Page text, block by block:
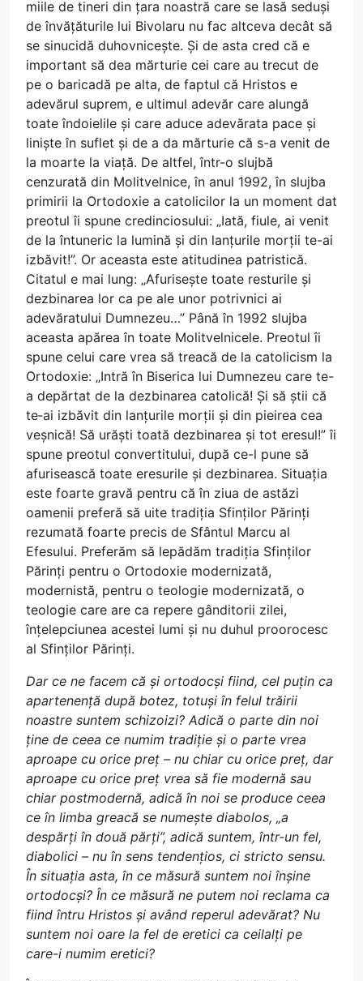
miile de tineri din țara noastră care se lasă seduși
de învățăturile lui Bivolaru nu fac altceva decât să
se sinucidă duhovnicește. Și de asta cred că e
important să dea mărturie cei care au trecut de
pe o baricadă pe alta, de faptul că Hristos e
adevărul suprem, e ultimul adevăr care alungă
toate îndoielile și care aduce adevărata pace și
liniște în suflet și de a da mărturie că s-a venit de
la moarte la viață. De altfel, într-o slujbă
cenzurată din Molitvelnice, în anul 1992, în slujba
primirii la Ortodoxie a catolicilor la un moment dat
preotul îi spune credinciosului: „Iată, fiule, ai venit
de la întuneric la lumină și din lanțurile morții te-ai
izbăvit!”. Or aceasta este atitudinea patristică.
Citatul e mai lung: „Afurisește toate resturile și
dezbinarea lor ca pe ale unor potrivnici ai
adevăratului Dumnezeu…” Până în 1992 slujba
aceasta apărea în toate Molitvelnicele. Preotul îi
spune celui care vrea să treacă de la catolicism la
Ortodoxie: „Intră în Biserica lui Dumnezeu care te-
a depărtat de la dezbinarea catolică! Și să știi că
te‑ai izbăvit din lanțurile morții și din pieirea cea
veșnică! Să urăști toată dezbinarea și tot eresul!” îi
spune preotul convertitului, după ce-l pune să
afurisească toate eresurile și dezbinarea. Situația
este foarte gravă pentru că în ziua de astăzi
oamenii preferă să uite tradiția Sfinților Părinți
rezumată foarte precis de Sfântul Marcu al
Efesului. Preferăm să lepădăm tradiția Sfinților
Părinți pentru o Ortodoxie modernizată,
modernistă, pentru o teologie modernizată, o
teologie care are ca repere gânditorii zilei,
înțelepciunea acestei lumi și nu duhul proorocesc
al Sfinților Părinți.
Dar ce ne facem că și ortodocși fiind, cel puțin ca
apartenență după botez, totuși în felul trăirii
noastre suntem schizoizi? Adică o parte din noi
ține de ceea ce numim tradiție și o parte vrea
aproape cu orice preț – nu chiar cu orice preț, dar
aproape cu orice preț vrea să fie modernă sau
chiar postmodernă, adică în noi se produce ceea
ce în limba greacă se numește diabolos, „a
despărți în două părți”, adică suntem, într-un fel,
diabolici – nu în sens tendențios, ci stricto sensu.
În situația asta, în ce măsură suntem noi înșine
ortodocși? În ce măsură ne putem noi reclama ca
fiind întru Hristos și având reperul adevărat? Nu
suntem noi oare la fel de eretici ca ceilalți pe
care-i numim eretici?